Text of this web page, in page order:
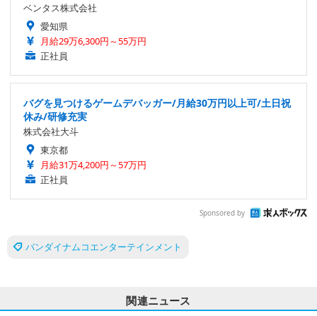
ベンタス株式会社
愛知県
月給29万6,300円～55万円
正社員
バグを見つけるゲームデバッガー/月給30万円以上可/土日祝
休み/研修充実
株式会社大斗
東京都
月給31万4,200円～57万円
正社員
Sponsored by
バンダイナムコエンターテインメント
関連ニュース